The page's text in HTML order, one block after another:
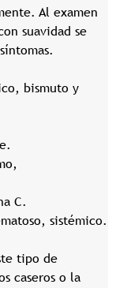
Al examen
suavidad se
bismuto y
C.
sistémico.
tipo de
caseros o la